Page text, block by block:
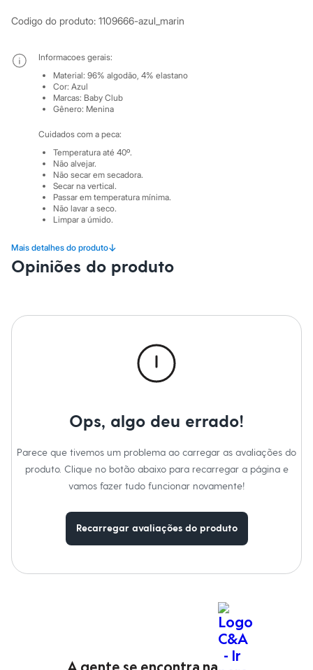
Clock House
Yessica
Moda esportiva
Acessórios
Blusas
Calçados
Shorts e Bermudas
Moda íntima
Calcinhas
Cintas e Modeladores
Pijamas
Sutiãs e Tops
Biquínis
Maiôs
Saídas de praia
Blusas e Camisetas
Calças
Dia dos Pais
Novidades
Roupas
Bermudas
Camisetas e Regatas
Casacos e Jaquetas
Acessórios
Bolsas e Mochilas
Codigo do produto: 1109666-azul_marin
Mais detalhes do produto↓
Informacoes gerais:
Material: 96% algodão, 4% elastano
Cor: Azul
Marcas: Baby Club
Gênero: Menina
Cuidados com a peca:
Temperatura até 40º.
Não alvejar.
Não secar em secadora.
Secar na vertical.
Passar em temperatura mínima.
Não lavar a seco.
Limpar a úmido.
Opiniões do produto
Ops, algo deu errado!
Parece que tivemos um problema ao carregar as avaliações do
produto. Clique no botão abaixo para recarregar a página e
vamos fazer tudo funcionar novamente!
Recarregar avaliações do produto